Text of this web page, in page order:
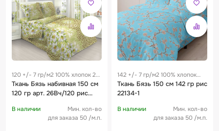
120 +/- 7 гр/м2 100% хлопок 28
см
Ткань Бязь набивная 150 см
120 гр арт. 26Вч/120 рис
В наличии
Мин. кол-во
для заказа 50 /м.п.
142 +/- 7 гр/м2 100% хлопок
0.29 м
Ткань Бязь 150 см 142 гр рис
22134-1
В наличии
Мин. кол-во
для заказа 50 /м.п.